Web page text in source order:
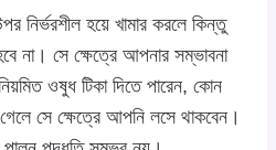
নির্ভরশীল হয়ে খামার করলে কিন্তু
না। সে ক্ষেত্রে আপনার সম্ভাবনা
ওষুধ টিকা দিতে পারেন, কোন
সে ক্ষেত্রে আপনি লসে থাকবেন।